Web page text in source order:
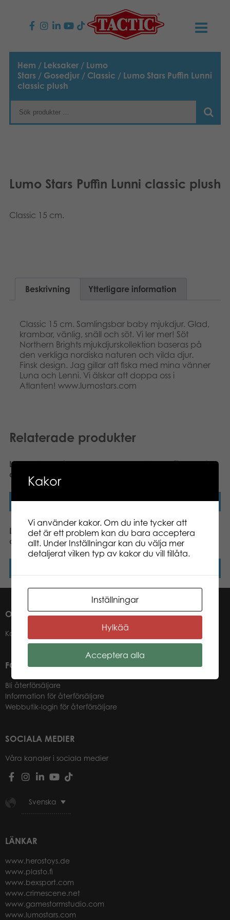
PRODUKTER
Barnspel
Familjespel
Pussel
Leksaker
Applikationer
NYHETER
TACTIC
Vår berättelse
Göra en reklamation
Länkar och sidor
Media
English
Nederlands
Norsk
Polski
Hem / Leksaker / Lumo
Stars / Gosedjur / Classic / Lumo Stars Puffin Lunni
classic plush
Lumo Stars Puffin Lunni classic plush
Classic 15 cm.
Beskrivning Ytterligare information
Classic 15 cm. Samlingsbar baby mjukdjur. Glad,
krambar, vänlig, snäll och söt. Vi ler mer! Söt
Northern Brights mjukdjurskollektion baseras på
den verkliga nordiska naturen och vilda djur.
Finsk design. Jag gillar att fiska med mina vänner
Luna och Lenni. Vi älskar att doppa oss i
Atlanten! www.lumostars.com
Relaterade produkter
Lumo Stars Reindeer Vasa
classic plush
Läs mer
Lumo Stars Puffin Lenni
Läs mer
Lumo Stars Lynx Lynx
classic plush
Lumo Stars Bear
Raspberry classic plush
OM OSS
Kontakter
FÖR VÅRA ÅTERFÖRSÄLJARE
Bli återförsäljare
Information för återförsäljare
Webbutik-login för återförsäljare
SOCIALA MEDIER
Våra kanaler i sociala medier
Svenska
LÄNKAR
www.herostoys.de
www.plasto.fi
www.bexsport.com
www.crimescene.net
www.gamestormstudio.com
www.lumostars.com
Kakor
Vi använder kakor. Om du inte tycker att
det är ett problem kan du bara acceptera
allt. Under Inställningar kan du välja mer
detaljerat vilken typ av kakor du vill tillåta.
Inställningar
Hylkää
Acceptera alla